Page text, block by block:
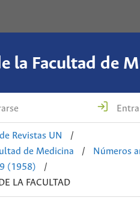
la Facultad de
Revistas UN
/
de Medicina
/
Números
(1958)
/
LA FACULTAD